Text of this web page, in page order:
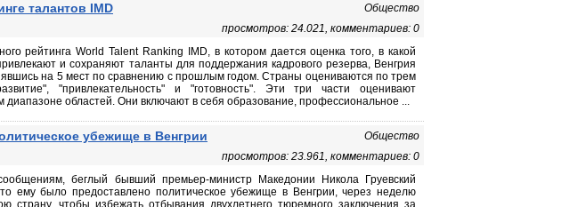
талантов IMD
Общество
просмотров: 24.021, комментариев: 0
рейтинга World Talent Ranking IMD, в котором дается оценка того, в какой
и сохраняют таланты для поддержания кадрового резерва, Венгрия
на 5 мест по сравнению с прошлым годом. Страны оцениваются по трем
"привлекательность" и "готовность". Эти три части оценивают
диапазоне областей. Они включают в себя образование, профессиональное ...
убежище в Венгрии
Общество
просмотров: 23.961, комментариев: 0
беглый бывший премьер-министр Македонии Никола Груевский
ему было предоставлено политическое убежище в Венгрии, через неделю
страну, чтобы избежать отбывания двухлетнего тюремного заключения за